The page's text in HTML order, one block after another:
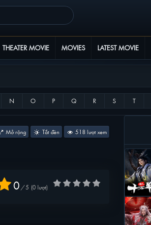
THEATER MOVIE MOVIES LATEST MOVIE
Mở rộng Tắt đèn 518 lượt xem
0 / 5 0lượt